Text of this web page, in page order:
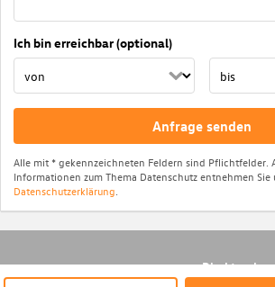
Ich bin erreichbar (optional)
Anfrage senden
Alle mit * gekennzeichneten Feldern sind Pflichtfelder.
Informationen zum Thema Datenschutz entnehmen Sie
Datenschutzerklärung.
Direktsuche